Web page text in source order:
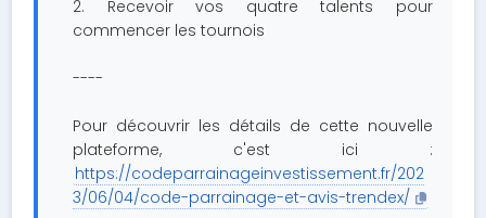
2. Recevoir vos quatre talents pour
commencer les tournois
----
Pour découvrir les détails de cette nouvelle
plateforme, c'est ici :
https://codeparrainageinvestissement.fr/202
3/06/04/code-parrainage-et-avis-trendex/